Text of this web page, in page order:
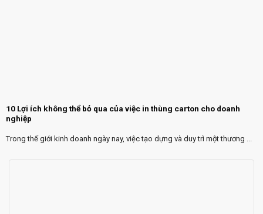
10 Lợi ích không thể bỏ qua của việc in thùng carton cho doanh
nghiệp
Trong thế giới kinh doanh ngày nay, việc tạo dựng và duy trì một thương ...